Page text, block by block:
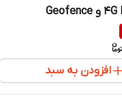
افزودن به سبد